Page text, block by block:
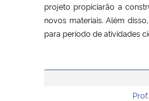
projeto propiciarão a
novos materiais. Além
para período de atividades